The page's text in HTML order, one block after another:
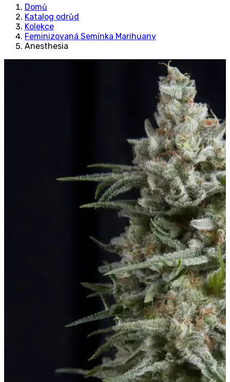
Domů
Katalog odrůd
Kolekce
Feminizovaná Semínka Marihuany
Anesthesia